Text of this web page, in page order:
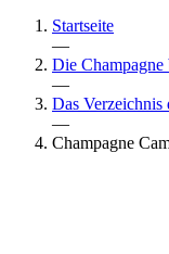
Startseite
—
Die Champagne
—
Das Verzeichnis
—
Champagne